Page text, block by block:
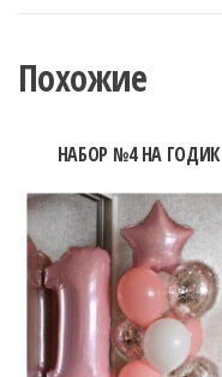
Похожие
НАБОР №4 НА ГОДИК